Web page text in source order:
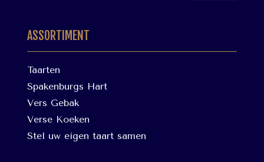
ASSORTIMENT
Taarten
Spakenburgs Hart
Vers Gebak
Verse Koeken
Stel uw eigen taart samen